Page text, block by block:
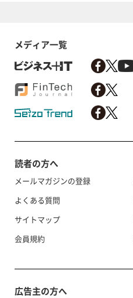
メディア一覧
読者の方へ
メールマガジンの登録
よくある質問
サイトマップ
会員規約
広告主の方へ